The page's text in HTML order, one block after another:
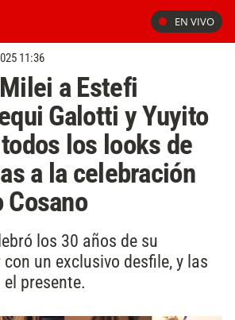
EN VIVO
11:36
a Estefi
Galotti y Yuyito
los looks de
a la celebración
Cosano
los 30 años de su
un exclusivo desfile, y las
presente.